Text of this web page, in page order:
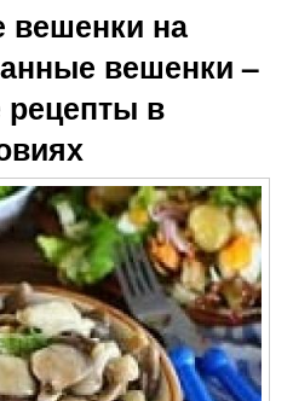
на
вешенки –
рецепты в